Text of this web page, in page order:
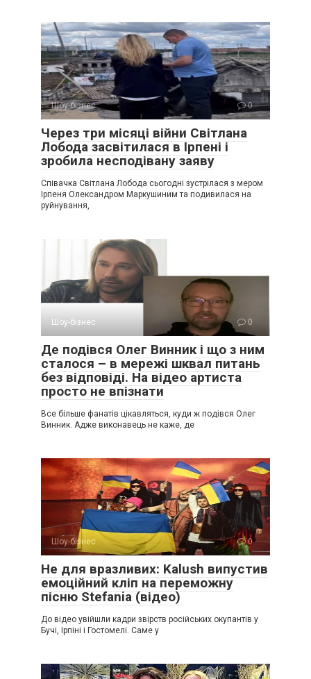
Шоу-бізнес 0
Через три місяці війни Світлана
Лобода засвітилася в Ірпені і
зробила несподівану заяву
Співачка Світлана Лобода сьогодні зустрілася з мером
Ірпеня Олександром Маркушиним та подивилася на
руйнування,
Шоу-бізнес 0
Де подівся Олег Винник і що з ним
сталося – в мережі шквал питань
без відповіді. На відео артиста
просто не впізнати
Все більше фанатів цікавляться, куди ж подівся Олег
Винник. Адже виконавець не каже, де
Шоу-бізнес 0
Не для вразливих: Kalush випустив
емоційний кліп на переможну
пісню Stefania (відео)
До відео увійшли кадри звірств російських окупантів у
Бучі, Ірпіні і Гостомелі. Саме у